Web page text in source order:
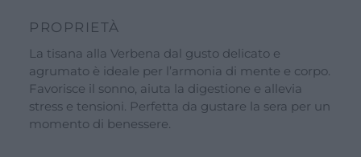
PROPRIETÀ
La tisana alla Verbena dal gusto delicato e
agrumato è ideale per l’armonia di mente e corpo.
Favorisce il sonno, aiuta la digestione e allevia
stress e tensioni. Perfetta da gustare la sera per un
momento di benessere.